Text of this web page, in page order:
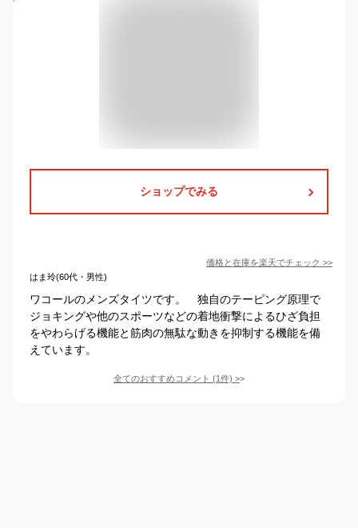
ショップでみる
価格と在庫を楽天でチェック >>
はま玲(60代・男性)
ワコールのメンズタイツです。 独自のテーピング原理で
ジョキングや他のスポーツなどの着地衝撃によるひざ負担
をやわらげる機能と筋肉の無駄な動きを抑制する機能を備
えています。
全てのおすすめコメント (1件) >